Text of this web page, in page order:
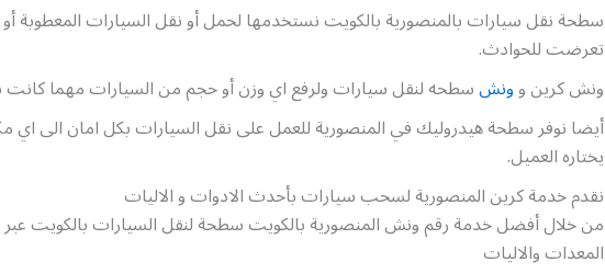
سطحة نقل سيارات بالمنصورية بالكويت نستخدمها لحمل أو نقل السيارات المعطوبة
تعرضت للحوادث.
ونش كرين وونشسطحه لنقل سيارات ولرفع اي وزن أو حجم من السيارات مهما كانت
أيضا نوفر سطحة هيدروليك في المنصورية للعمل على نقل السيارات بكل امان الى اي
يختاره العميل.
نقدم خدمة كرين المنصورية لسحب سيارات بأحدث الادوات و الاليات
من خلال أفضل خدمة رقم ونش المنصورية بالكويت سطحة لنقل السيارات بالكويت
المعدات والاليات